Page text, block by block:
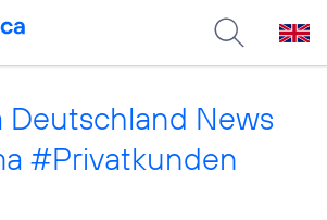
Deutschland News
#Privatkunden